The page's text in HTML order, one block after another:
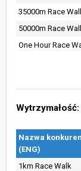
35000m Race
50000m Race
One Hour Race
Nazwa
(ENG)
1km Race Walk